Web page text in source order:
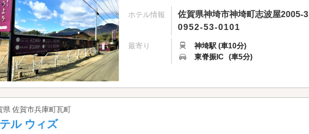
ホテル情報
佐賀県神埼市神埼町志波屋2005-3
0952-53-0101
最寄り
神埼駅 (車10分)
東脊振IC (車5分)
県 佐賀市兵庫町瓦町
ル ウィズ